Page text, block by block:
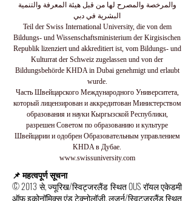
والمرخصة والمصرح لها من قبل هيئة المعرفة والتنمية
البشرية في دبي
Teil der Swiss International University, die von dem
Bildungs- und Wissenschaftsministerium der Kirgisischen
Republik lizenziert und akkreditiert ist, vom Bildungs- und
Kulturrat der Schweiz zugelassen und von der
Bildungsbehörde KHDA in Dubai genehmigt und erlaubt
wurde.
Часть Швейцарского Международного Университета,
который лицензирован и аккредитован Министерством
образования и науки Кыргызской Республики,
разрешен Советом по образованию и культуре
Швейцарии и одобрен Образовательным управлением
KHDA в Дубае.
www.swissuniversity.com
📌 महत्वपूर्ण सूचना
© 2013 से, ज्यूरिख/स्विट्जरलैंड स्थित OUS रॉयल एकेडमी
ऑफ इकोनॉमिक्स एंड टेक्नोलॉजी, लूजर्न/स्विट्जरलैंड स्थित